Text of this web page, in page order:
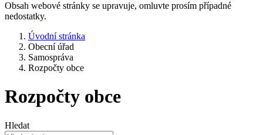
Obsah webové stránky se upravuje, omluvte prosím případné
nedostatky.
Úvodní stránka
Obecní úřad
Samospráva
Rozpočty obce
Rozpočty obce
Hledat